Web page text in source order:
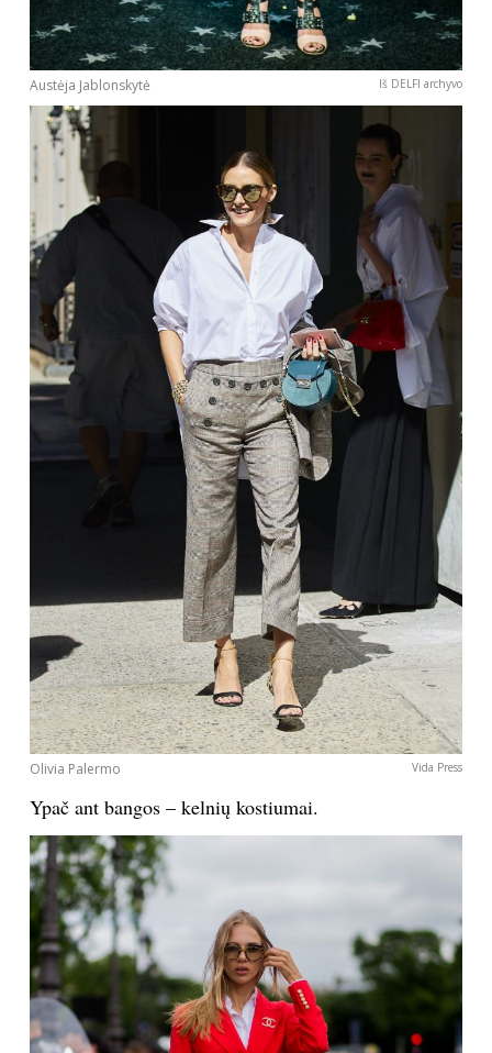
KNYGOS
INTERJERAS
NAMAI
VIRTUVĖ
RECEPTAI
VAIKAI
PRIVATUMO POLITIKA
Sekite mus:
PRENUMERUOK
NAUJIENLAIŠKĮ
Prenumeruodami portalą,
Jūs sutinkate su
taisyklėmis
Austėja Jablonskytė Iš DELFI archyvo
Olivia Palermo Vida Press
Ypač ant bangos – kelnių kostiumai.